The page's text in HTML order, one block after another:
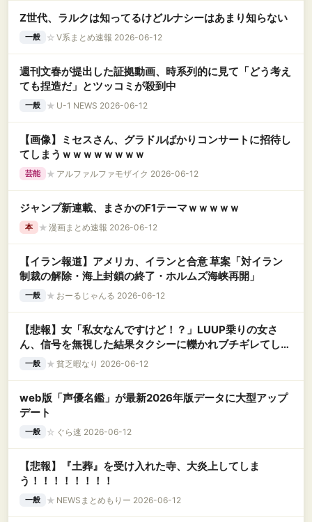
Z世代、ラルクは知ってるけどルナシーはあまり知らない
一般 ☆ V系まとめ速報 2026-06-12
週刊文春が提出した証拠動画、時系列的に見て「どう考え
ても捏造だ」とツッコミが殺到中
一般 ★ U-1 NEWS 2026-06-12
【画像】ミセスさん、グラドルばかりコンサートに招待し
てしまうｗｗｗｗｗｗｗｗ
芸能 ★ アルファルファモザイク 2026-06-12
ジャンプ新連載、まさかのF1テーマｗｗｗｗｗ
本 ★ 漫画まとめ速報 2026-06-12
【イラン報道】アメリカ、イランと合意 草案「対イラン
制裁の解除・海上封鎖の終了・ホルムズ海峡再開」
一般 ★ おーるじゃんる 2026-06-12
【悲報】女「私女なんですけど！？」LUUP乗りの女さ
ん、信号を無視した結果タクシーに轢かれブチギレてしま
う様子を激写されてしまう←コレｗｗｗｗｗｗｗｗｗｗ
一般 ★ 貧乏暇なり 2026-06-12
web版「声優名鑑」が最新2026年版データに大型アップ
デート
一般 ☆ ぐら速 2026-06-12
【悲報】『土葬』を受け入れた寺、大炎上してしま
う！！！！！！！！
一般 ★ NEWSまとめもりー 2026-06-12